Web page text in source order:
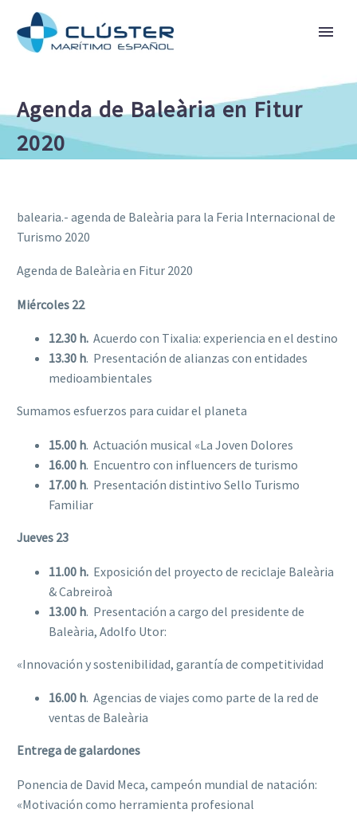
Agenda de Baleària en Fitur
2020
balearia.- agenda de Baleària para la Feria Internacional de
Turismo 2020
Agenda de Baleària en Fitur 2020
Miércoles 22
12.30 h.  Acuerdo con Tixalia: experiencia en el destino
13.30 h.  Presentación de alianzas con entidades
medioambientales
Sumamos esfuerzos para cuidar el planeta
15.00 h.  Actuación musical «La Joven Dolores
16.00 h.  Encuentro con influencers de turismo
17.00 h.  Presentación distintivo Sello Turismo
Familiar
Jueves 23
11.00 h.  Exposición del proyecto de reciclaje Baleària
& Cabreiroà
13.00 h.  Presentación a cargo del presidente de
Baleària, Adolfo Utor:
«Innovación y sostenibilidad, garantía de competitividad
16.00 h.  Agencias de viajes como parte de la red de
ventas de Baleària
Entrega de galardones
Ponencia de David Meca, campeón mundial de natación:
«Motivación como herramienta profesional